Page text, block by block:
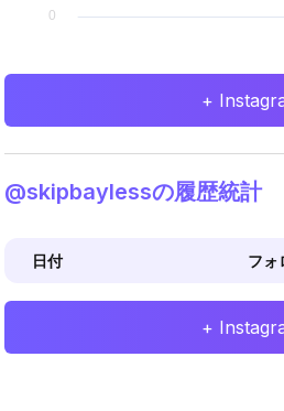
+
@skipbaylessの履歴統計
日付 フォ
+